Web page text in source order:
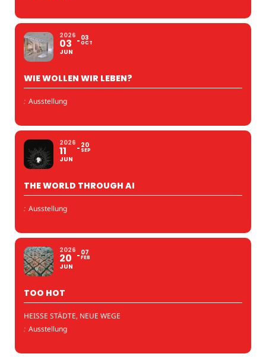
2026
03
JUN
03
OCT
WIE WOLLEN WIR LEBEN?
: Ausstellung
2026
11
JUN
20
SEP
THE WORLD THROUGH AI
: Ausstellung
2026
20
JUN
07
FEB
TOO HOT
HEISSE STÄDTE, NEUE WEGE
: Ausstellung